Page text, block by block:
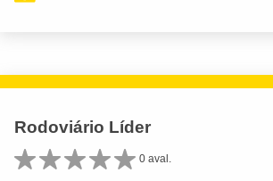
Rodoviário Líder
0 aval.